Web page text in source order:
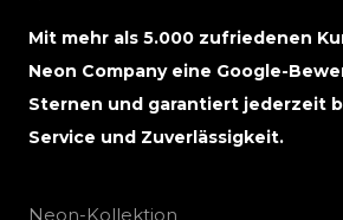
Mit mehr als 5.000 zufriedenen
Neon Company eine Google-
Sternen und garantiert jederzeit
Service und Zuverlässigkeit.
Neon-Kollektion